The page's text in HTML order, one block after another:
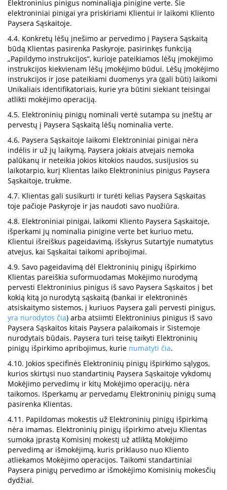
Elektroninius pinigus nominaliąja pinigine verte. Šie
elektroniniai pinigai yra priskiriami Klientui ir laikomi Kliento
Paysera Sąskaitoje.
4.4. Konkretų lėšų įnešimo ar pervedimo į Paysera Sąskaitą
būdą Klientas pasirenka Paskyroje, pasirinkęs funkciją
„Papildymo instrukcijos“, kurioje pateikiamos lėšų įmokėjimo
instrukcijos kiekvienam lėšų įmokėjimo būdui. Lėšų įmokėjimo
instrukcijos ir jose pateikiami duomenys yra (gali būti) laikomi
Unikaliais identifikatoriais, kurie yra būtini siekiant teisingai
atlikti mokėjimo operaciją.
4.5. Elektroninių pinigų nominali vertė sutampa su įneštų ar
pervestų į Paysera Sąskaitą lėšų nominalia verte.
4.6. Paysera Sąskaitoje laikomi Elektroniniai pinigai nėra
indėlis ir už jų laikymą, Paysera jokiais atvejais nemoka
palūkanų ir neteikia jokios kitokios naudos, susijusios su
laikotarpio, kurį Klientas laiko Elektroninius pinigus Paysera
Sąskaitoje, trukme.
4.7. Klientas gali susikurti ir turėti kelias Paysera Sąskaitas
toje pačioje Paskyroje ir jas naudoti savo nuožiūra.
4.8. Elektroniniai pinigai, laikomi Kliento Paysera Sąskaitoje,
išperkami jų nominalia pinigine verte bet kuriuo metu,
Klientui išreiškus pageidavimą, išskyrus Sutartyje numatytus
atvejus, kai Sąskaitai taikomi apribojimai.
4.9. Savo pageidavimą dėl Elektroninių pinigų išpirkimo
Klientas pareiškia suformuodamas Mokėjimo nurodymą
pervesti Elektroninius pinigus iš savo Paysera Sąskaitos į bet
kokią kitą jo nurodytą sąskaitą (bankai ir elektroninės
atsiskaitymo sistemos, į kuriuos Paysera gali pervesti pinigus,
yra nurodytos čia) arba atsiimti Elektroninius pinigus iš savo
Paysera Sąskaitos kitais Paysera palaikomais ir Sistemoje
nurodytais būdais. Paysera turi teisę taikyti Elektroninių
pinigų išpirkimo apribojimus, kurie numatyti čia.
4.10. Jokios specifinės Elektroninių pinigų išpirkimo sąlygos,
kurios skirtųsi nuo standartinių Paysera Sąskaitoje vykdomų
Mokėjimo pervedimų ir kitų Mokėjimo operacijų, nėra
taikomos. Išperkamų ar pervedamų Elektroninių pinigų sumą
pasirenka Klientas.
4.11. Papildomas mokestis už Elektroninių pinigų išpirkimą
nėra imamas. Elektroninių pinigų išpirkimo atveju Klientas
sumoka įprastą Komisinį mokestį už atliktą Mokėjimo
pervedimą ar išmokėjimą, kuris priklauso nuo Kliento
atliekamos Mokėjimo operacijos. Taikomi standartiniai
Paysera pinigų pervedimo ar išmokėjimo Komisinių mokesčių
dydžiai.